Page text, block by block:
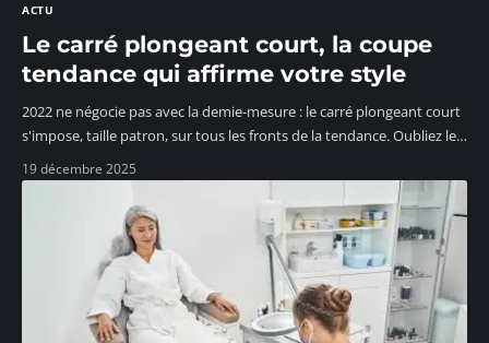
ACTU
Le carré plongeant court, la coupe
tendance qui affirme votre style
2022 ne négocie pas avec la demie-mesure : le carré plongeant court
s'impose, taille patron, sur tous les fronts de la tendance. Oubliez le…
19 décembre 2025